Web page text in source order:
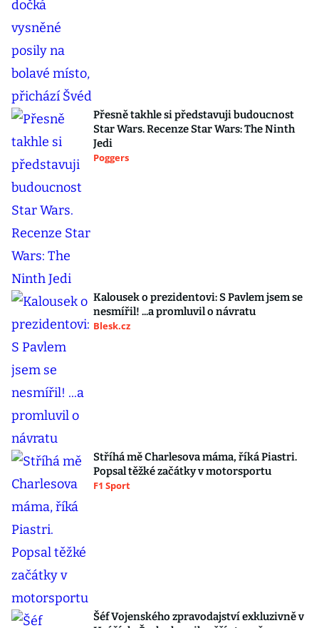
Přesně takhle si představuji budoucnost
Star Wars. Recenze Star Wars: The Ninth
Jedi
Poggers
Kalousek o prezidentovi: S Pavlem jsem se
nesmířil! ...a promluvil o návratu
Blesk.cz
Stříhá mě Charlesova máma, říká Piastri.
Popsal těžké začátky v motorsportu
F1 Sport
Šéf Vojenského zpravodajství exkluzivně v